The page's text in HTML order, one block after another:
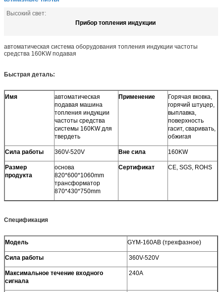
Высокий свет:
Прибор топления индукции
автоматическая система оборудования топления индукции частоты
средства 160KW подавая
Быстрая деталь:
Имя
автоматическая
подавая машина
топления индукции
частоты средства
системы 160KW для
твердеть
Применение
Горячая вковка,
горячий штуцер,
выплавка,
поверхность
гасит, сваривать,
обжигая
Сила работы 360V-520V Вне сила 160KW
Размер
продукта
основа
820*600*1060mm
трансформатор
870*430*750mm
Сертификат CE, SGS, ROHS
Спецификация
Модель GYM-160AB (трехфазное)
Сила работы 360V-520V
Максимальное течение входного
сигнала
240A